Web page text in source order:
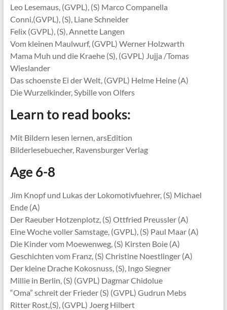
Leo Lesemaus, (GVPL), (S) Marco Companella
Conni,(GVPL), (S), Liane Schneider
Felix (GVPL), (S), Annette Langen
Vom kleinen Maulwurf, (GVPL) Werner Holzwarth
Mama Muh und die Kraehe (S), (GVPL) Jujja /Tomas
Wieslander
Das schoenste Ei der Welt, (GVPL) Helme Heine (A)
Die Wurzelkinder, Sybille von Olfers
Learn to read books:
Mit Bildern lesen lernen, arsEdition
Bilderlesebuecher, Ravensburger Verlag
Age 6-8
Jim Knopf und Lukas der Lokomotivfuehrer, (S) Michael
Ende (A)
Der Raeuber Hotzenplotz, (S) Ottfried Preussler (A)
Eine Woche voller Samstage, (GVPL), (S) Paul Maar (A)
Die Kinder vom Moewenweg, (S) Kirsten Boie (A)
Geschichten vom Franz, (S) Christine Noestlinger (A)
Der kleine Drache Kokosnuss, (S), Ingo Siegner
Millie in Berlin, (S) (GVPL) Dagmar Chidolue
“Oma” schreit der Frieder (S) (GVPL) Gudrun Mebs
Ritter Rost,(S), (GVPL) Joerg Hilbert